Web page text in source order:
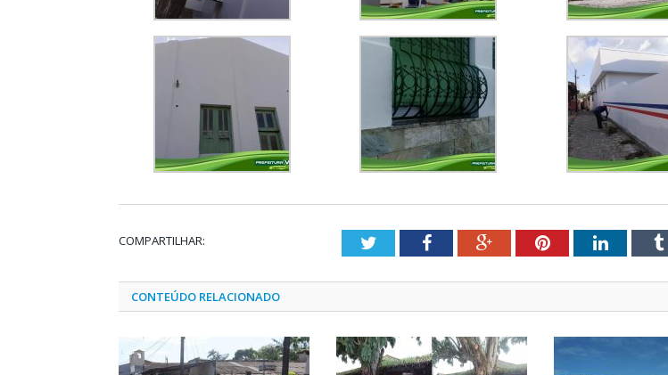
COMPARTILHAR: TwitterFacebookGoogle+PinterestLinkedIn
CONTEÚDO RELACIONADO